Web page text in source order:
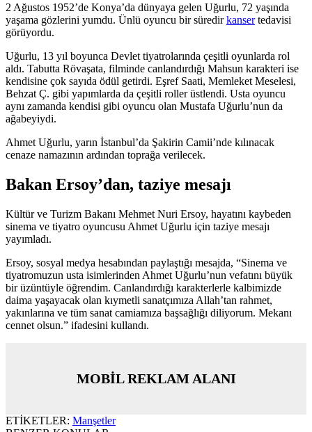
2 Ağustos 1952’de Konya’da dünyaya gelen Uğurlu, 72 yaşında
yaşama gözlerini yumdu. Ünlü oyuncu bir süredirkansertedavisi
görüyordu.
Uğurlu, 13 yıl boyunca Devlet tiyatrolarında çeşitli oyunlarda rol
aldı. Tabutta Rövaşata, filminde canlandırdığı Mahsun karakteri ise
kendisine çok sayıda ödül getirdi. Eşref Saati, Memleket Meselesi,
Behzat Ç. gibi yapımlarda da çeşitli roller üstlendi. Usta oyuncu
aynı zamanda kendisi gibi oyuncu olan Mustafa Uğurlu’nun da
ağabeyiydi.
Ahmet Uğurlu, yarın İstanbul’da Şakirin Camii’nde kılınacak
cenaze namazının ardından toprağa verilecek.
Bakan Ersoy’dan, taziye mesajı
Kültür ve Turizm Bakanı Mehmet Nuri Ersoy, hayatını kaybeden
sinema ve tiyatro oyuncusu Ahmet Uğurlu için taziye mesajı
yayımladı.
Ersoy, sosyal medya hesabından paylaştığı mesajda, “Sinema ve
tiyatromuzun usta isimlerinden Ahmet Uğurlu’nun vefatını büyük
bir üzüntüyle öğrendim. Canlandırdığı karakterlerle kalbimizde
daima yaşayacak olan kıymetli sanatçımıza Allah’tan rahmet,
yakınlarına ve tüm sanat camiamıza başsağlığı diliyorum. Mekanı
cennet olsun.” ifadesini kullandı.
MOBİL REKLAM ALANI
ETİKETLER: Manşetler